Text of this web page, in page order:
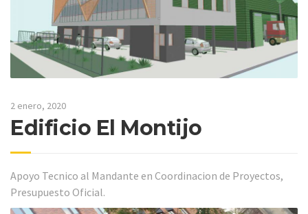
2 enero, 2020
Edificio El Montijo
Apoyo Tecnico al Mandante en Coordinacion de Proyectos,
Presupuesto Oficial.